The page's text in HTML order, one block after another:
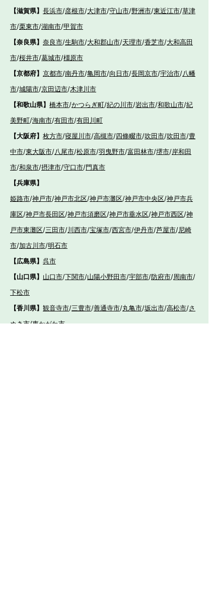
【滋賀県】 長浜市/彦根市/大津市/守山市/野洲市/東近江市/草津
市/栗東市/湖南市/甲賀市
【奈良県】 奈良市/生駒市/大和郡山市/天理市/香芝市/大和高田
市/桜井市/葛城市/橿原市
【京都府】 京都市/南丹市/亀岡市/向日市/長岡京市/宇治市/八幡
市/城陽市/京田辺市/木津川市
【和歌山県】 橋本市/かつらぎ町/紀の川市/岩出市/和歌山市/紀
美野町/海南市/有田市/有田川町
【大阪府】 枚方市/寝屋川市/高槻市/四條畷市/吹田市/吹田市/豊
中市/東大阪市/八尾市/松原市/羽曳野市/富田林市/堺市/岸和田
市/和泉市/摂津市/守口市/門真市
【兵庫県】
姫路市/神戸市/神戸市北区/神戸市灘区/神戸市中央区/神戸市兵
庫区/神戸市長田区/神戸市須磨区/神戸市垂水区/神戸市西区/神
戸市東灘区/三田市/川西市/宝塚市/西宮市/伊丹市/芦屋市/尼崎
市/加古川市/明石市
【広島県】 呉市
【山口県】 山口市/下関市/山陽小野田市/宇部市/防府市/周南市/
下松市
【香川県】 観音寺市/三豊市/善通寺市/丸亀市/坂出市/高松市/さ
ぬき市/東かがわ市